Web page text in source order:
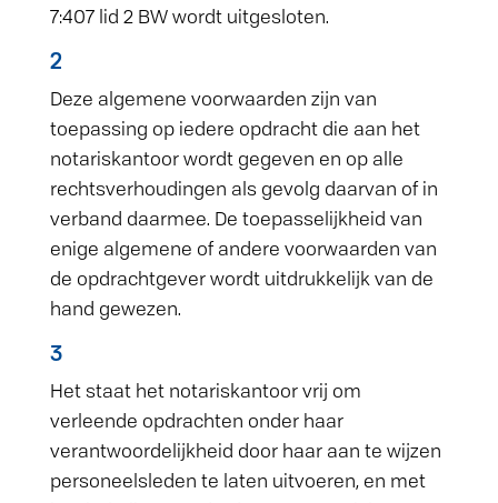
7:407 lid 2 BW wordt uitgesloten.
2
Deze algemene voorwaarden zijn van
toepassing op iedere opdracht die aan het
notariskantoor wordt gegeven en op alle
rechtsverhoudingen als gevolg daarvan of in
verband daarmee. De toepasselijkheid van
enige algemene of andere voorwaarden van
de opdrachtgever wordt uitdrukkelijk van de
hand gewezen.
3
Het staat het notariskantoor vrij om
verleende opdrachten onder haar
verantwoordelijkheid door haar aan te wijzen
personeelsleden te laten uitvoeren, en met